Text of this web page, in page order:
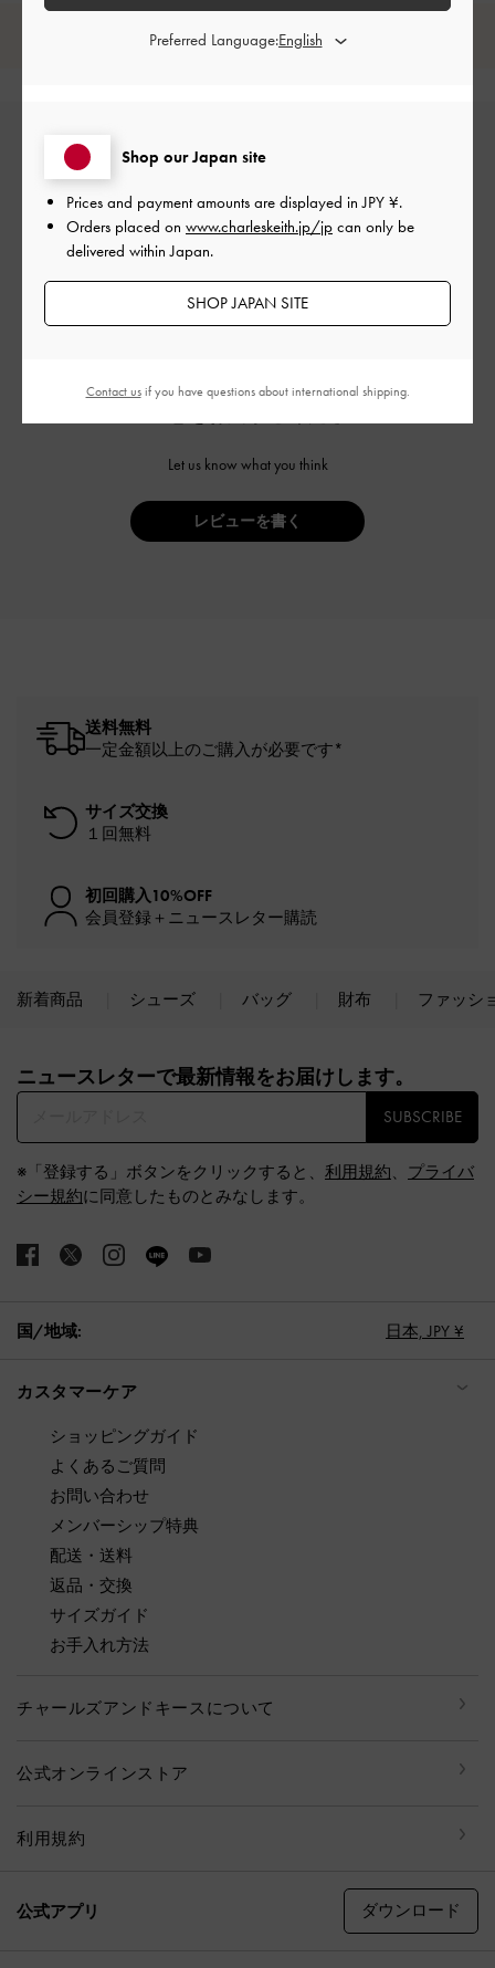
レビューは購入した方のみ投稿ができます。
カスタマーレビュー
Let us know what you think
レビューを書く
送料無料
一定金額以上のご購入が必要です*
サイズ交換
１回無料
初回購入10%OFF
会員登録＋ニュースレター購読
新着商品 シューズ バッグ 財布 ファッシ
ニュースレターで最新情報をお届けします。​
SUBSCRIBE
※「登録する」ボタンをクリックすると、 利用規約、 プライバ
シー規約に同意したものとみなします。
国/地域: 日本, JPY ¥
カスタマーケア
ショッピングガイド
よくあるご質問
お問い合わせ
メンバーシップ特典
配送・送料
返品・交換
サイズガイド
お手入れ方法
チャールズアンドキースについて
公式オンラインストア
利用規約
公式アプリ ダウンロード
Shop our Japan site
Prices and payment amounts are displayed inJPY ¥.
Orders placed on www.charleskeith.jp/jp can only be
delivered within Japan.
SHOP JAPAN SITE
Preferred Language:
Contact usif you have questions about international shipping.